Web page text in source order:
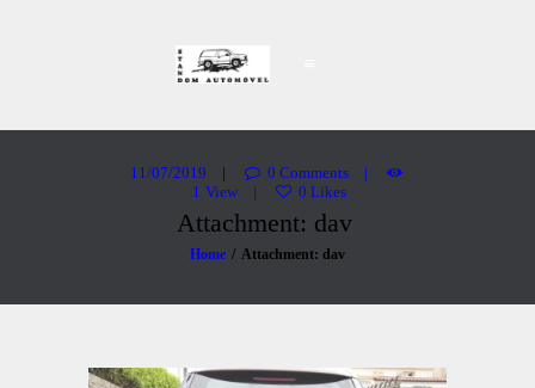
11/07/2019 0 Comments
1 View 0 Likes
Attachment: dav
Home Attachment: dav
Stand Dom Automóvel
Carros Usados
VIATURAS